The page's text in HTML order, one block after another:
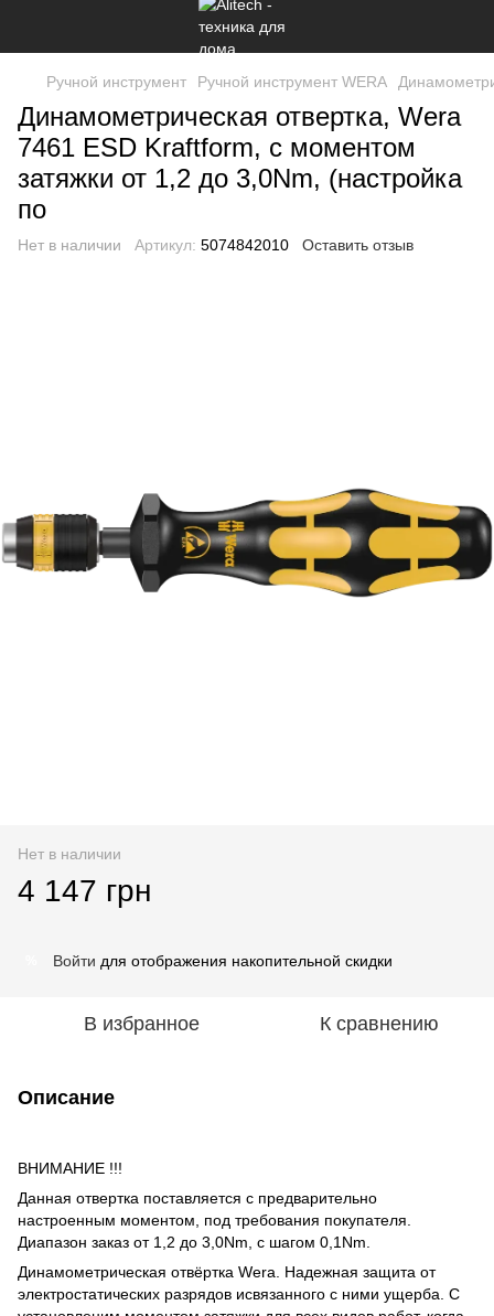
Ручной инструмент Ручной инструмент WERA
Динамометрическая отвертка, Wera
7461 ESD Kraftform, с моментом
затяжки от 1,2 до 3,0Nm, (настройка
по
Нет в наличии Артикул: 5074842010 Оставить отзыв
Нет в наличии
4 147 грн
Войти для отображения накопительной скидки
В избранное К сравнению
Описание
ВНИМАНИЕ !!!
Данная отвертка поставляется с предварительно
настроенным моментом, под требования покупателя.
Диапазон заказ от 1,2 до 3,0Nm, с шагом 0,1Nm.
Динамометрическая отвёртка Wera. Надежная защита от
электростатических разрядов исвязанного с ними ущерба. С